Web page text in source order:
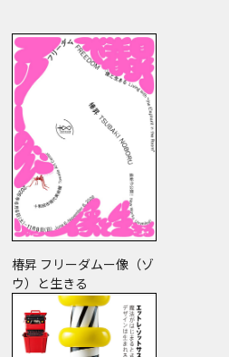
椿昇 フリーダムー像（ゾ
ウ）と生きる